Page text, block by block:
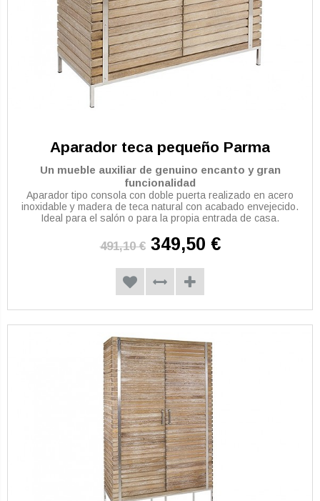
Aparador teca pequeño Parma
Un mueble auxiliar de genuino encanto y gran
funcionalidad
Aparador tipo consola con doble puerta realizado en acero
inoxidable y madera de teca natural con acabado envejecido.
Ideal para el salón o para la propia entrada de casa.
491,10 € 349,50 €